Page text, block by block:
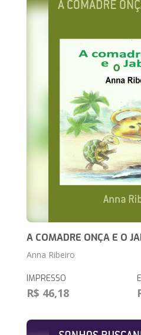
A COMADRE ONÇA E O
Anna Ribeiro
IMPRESSO
R$ 46,18